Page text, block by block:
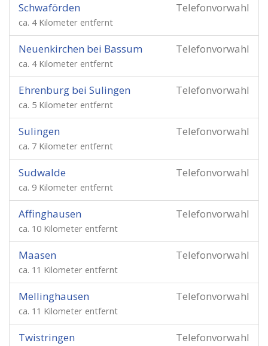
Telefonvorwahl
Schwaförden
ca. 4 Kilometer entfernt
Telefonvorwahl
Neuenkirchen bei Bassum
ca. 4 Kilometer entfernt
Telefonvorwahl
Ehrenburg bei Sulingen
ca. 5 Kilometer entfernt
Telefonvorwahl
Sulingen
ca. 7 Kilometer entfernt
Telefonvorwahl
Sudwalde
ca. 9 Kilometer entfernt
Telefonvorwahl
Affinghausen
ca. 10 Kilometer entfernt
Telefonvorwahl
Maasen
ca. 11 Kilometer entfernt
Telefonvorwahl
Mellinghausen
ca. 11 Kilometer entfernt
Telefonvorwahl
Twistringen